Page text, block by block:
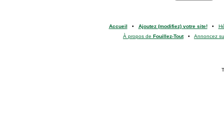
Accueil • Ajoutez (modifiez) votre site!•
À propos de Fouillez-Tout• Annoncez